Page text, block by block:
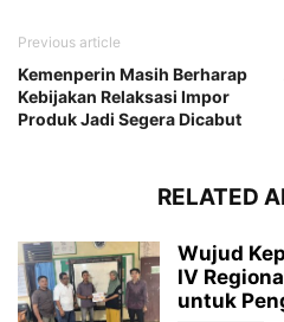
Previous article
Kemenperin Masih Berharap
Kebijakan Relaksasi Impor
Produk Jadi Segera Dicabut
RELATED
Wujud
IV
untuk